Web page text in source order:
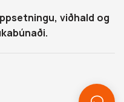
viðhald og